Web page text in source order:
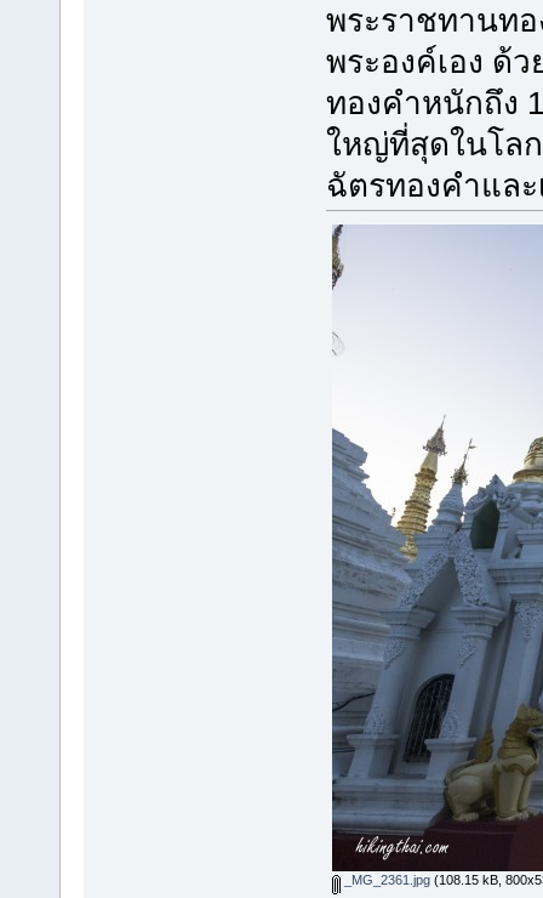
พระราชทานท
พระองค์เอง ด้
ทองคำหนักถึง
ใหญ่ที่สุดในโล
ฉัตรทองคำแล
_MG_2361.jpg(108.15 kB,